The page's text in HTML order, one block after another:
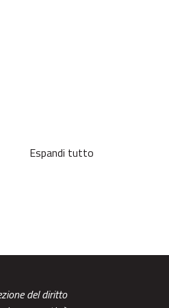
Espandi tutto
del diritto